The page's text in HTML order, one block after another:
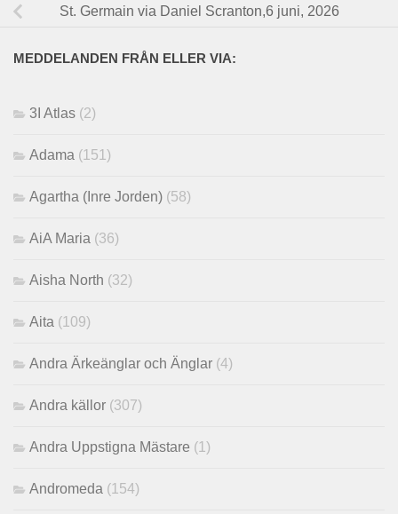
St. Germain via Daniel Scranton,6 juni, 2026
MEDDELANDEN FRÅN ELLER VIA:
3I Atlas (2)
Adama (151)
Agartha (Inre Jorden) (58)
AiA Maria (36)
Aisha North (32)
Aita (109)
Andra Ärkeänglar och Änglar (4)
Andra källor (307)
Andra Uppstigna Mästare (1)
Andromeda (154)